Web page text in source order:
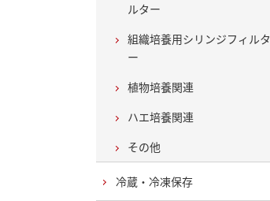
ルター
組織培養用シリンジフィルタ
ー
植物培養関連
ハエ培養関連
その他
冷蔵・冷凍保存